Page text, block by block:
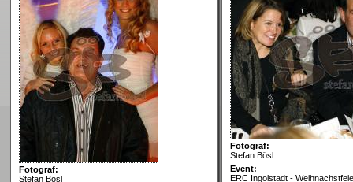
Fotograf:
Stefan Bösl
Fotograf:
Stefan Bösl
Event:
ERC Ingolstadt -